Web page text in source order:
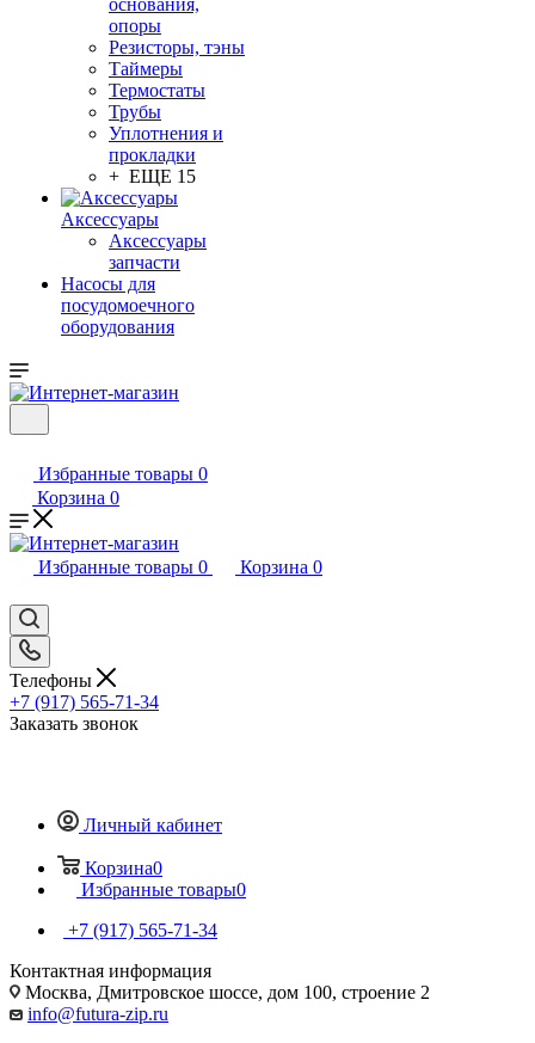
основания,
опоры
Резисторы, тэны
Таймеры
Термостаты
Трубы
Уплотнения и
прокладки
+ ЕЩЕ 15
Аксессуары
Аксессуары
запчасти
Насосы для
посудомоечного
оборудования
Избранные товары 0
Корзина 0
Избранные товары 0 Корзина 0
Телефоны
+7 (917) 565-71-34
Заказать звонок
Личный кабинет
Корзина0
Избранные товары0
+7 (917) 565-71-34
Контактная информация
Москва, Дмитровское шоссе, дом 100, строение 2
info@futura-zip.ru